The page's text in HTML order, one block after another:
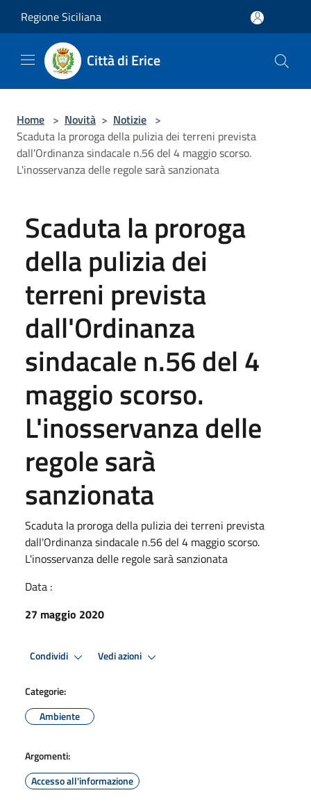
Regione Siciliana
Città di Erice
Home > Novità > Notizie >
Scaduta la proroga della pulizia dei terreni prevista
dall'Ordinanza sindacale n.56 del 4 maggio scorso.
L'inosservanza delle regole sarà sanzionata
Scaduta la proroga
della pulizia dei
terreni prevista
dall'Ordinanza
sindacale n.56 del 4
maggio scorso.
L'inosservanza delle
regole sarà
sanzionata
Scaduta la proroga della pulizia dei terreni prevista
dall'Ordinanza sindacale n.56 del 4 maggio scorso.
L'inosservanza delle regole sarà sanzionata
Data :
27 maggio 2020
Condividi Vedi azioni
Categorie:
Ambiente
Argomenti:
Accesso all'informazione